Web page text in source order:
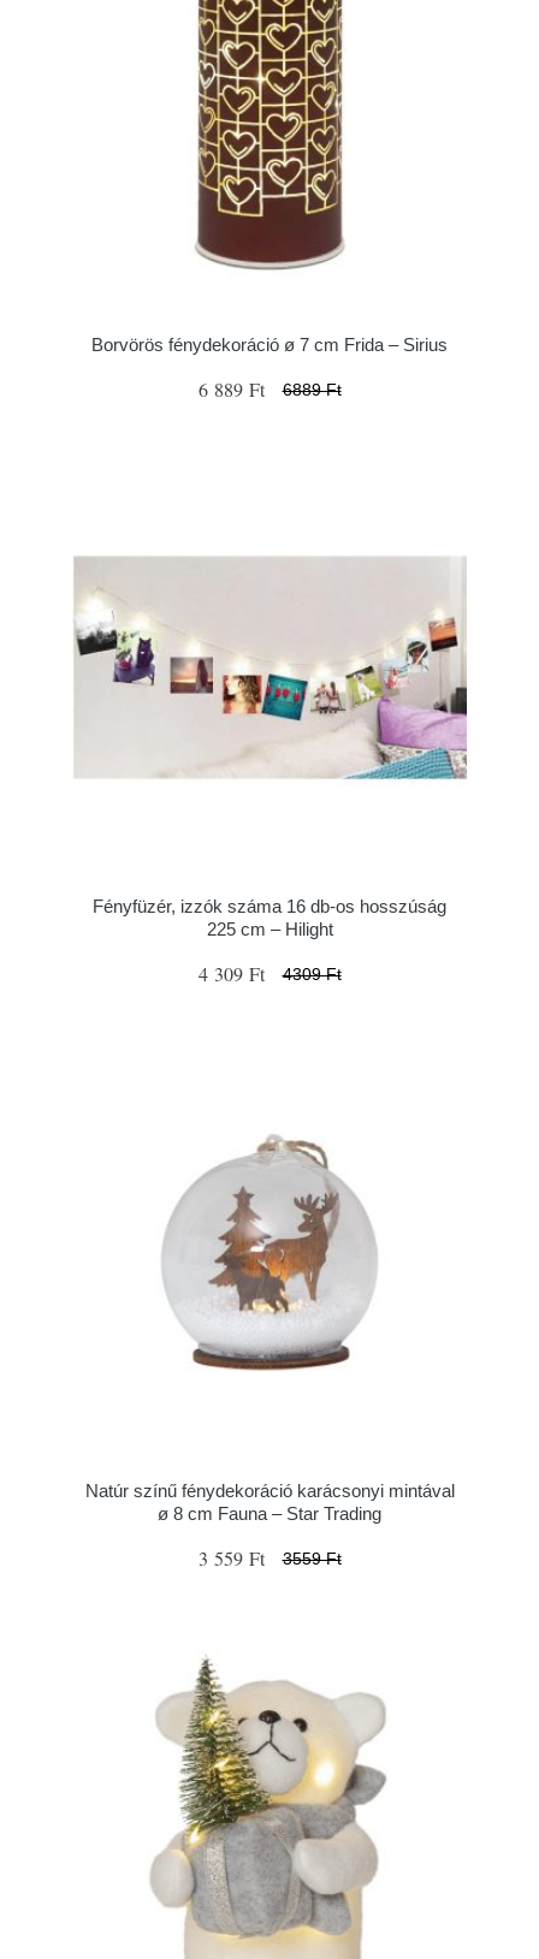
Borvörös fénydekoráció ø 7 cm Frida – Sirius
6 889 Ft 6889 Ft
Fényfüzér, izzók száma 16 db-os hosszúság
225 cm – Hilight
4 309 Ft 4309 Ft
Natúr színű fénydekoráció karácsonyi mintával
ø 8 cm Fauna – Star Trading
3 559 Ft 3559 Ft